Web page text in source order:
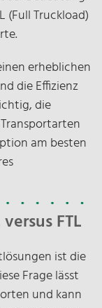
(Full Truckload)
erheblichen
die Effizienz
die
am besten
FTL
ist die
Frage lässt
und kann